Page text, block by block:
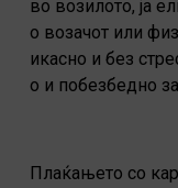
во возилото, ја
о возачот или
икасно и без
о и побезбедно
Плаќањето со